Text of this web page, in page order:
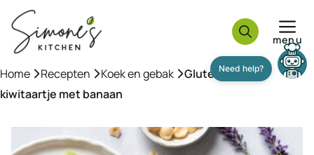
naar
inhoud
menu
Home »Recepten »Koek en gebak »Glutenvrij raw
kiwitaartje met banaan